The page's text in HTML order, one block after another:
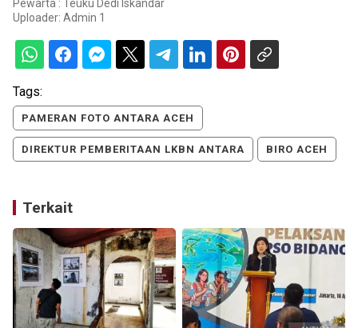
Pewarta : Teuku Dedi Iskandar
Uploader: Admin 1
Tags:
PAMERAN FOTO ANTARA ACEH
DIREKTUR PEMBERITAAN LKBN ANTARA BIRO ACEH
Terkait